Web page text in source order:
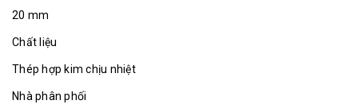
20 mm
Chất liệu
Thép hợp kim chịu nhiệt
Nhà phân phối